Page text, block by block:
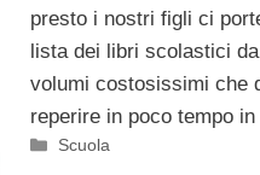
presto i nostri figli ci
lista dei libri scolastici
volumi costosissimi che
reperire in poco tempo in
Categorie
Scuola